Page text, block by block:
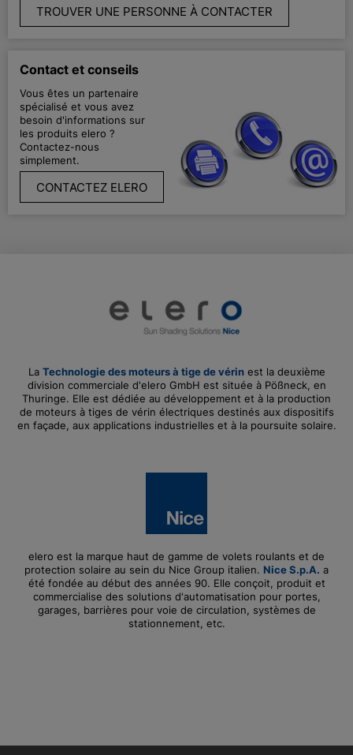
TROUVER UNE PERSONNE À CONTACTER
Contact et conseils
Vous êtes un partenaire
spécialisé et vous avez
besoin d'informations sur
les produits elero ?
Contactez-nous
simplement.
CONTACTEZ ELERO
La Technologie des moteurs à tige de vérinest la deuxième
division commerciale d'elero GmbH est située à Pößneck, en
Thuringe. Elle est dédiée au développement et à la production
de moteurs à tiges de vérin électriques destinés aux dispositifs
en façade, aux applications industrielles et à la poursuite solaire.
elero est la marque haut de gamme de volets roulants et de
protection solaire au sein du Nice Group italien. Nice S.p.A. a
été fondée au début des années 90. Elle conçoit, produit et
commercialise des solutions d'automatisation pour portes,
garages, barrières pour voie de circulation, systèmes de
stationnement, etc.